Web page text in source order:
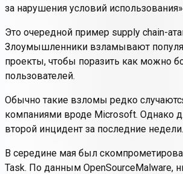
за нарушения условий использования»
Это очередной пример supply chain-
Злоумышленники взламывают
проекты, чтобы поразить как можно
пользователей.
Обычно такие взломы редко
компаниями вроде Microsoft. Однако
второй инцидент за последние недели.
В середине мая был
Task. По данным OpenSourceMalware,